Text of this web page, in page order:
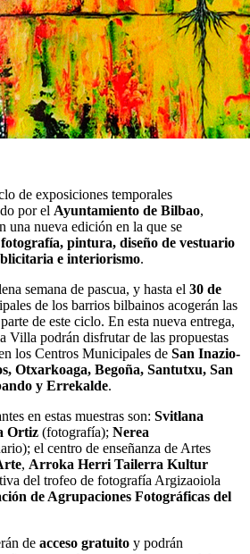
de exposiciones temporales
por el Ayuntamiento de Bilbao,
una nueva edición en la que se
pintura, diseño de vestuario
e interiorismo.
semana de pascua, y hasta el 30 de
de los barrios bilbainos acogerán las
de este ciclo. En esta nueva entrega,
Villa podrán disfrutar de las propuestas
los Centros Municipales de San Inazio-
Otxarkoaga, Begoña, Santutxu, San
y Errekalde.
en estas muestras son: Svitlana
Ortiz (fotografía); Nerea
el centro de enseñanza de Artes
, Arroka Herri Tailerra Kultur
del trofeo de fotografía Argizaoiola
de Agrupaciones Fotográficas del
de acceso gratuito y podrán